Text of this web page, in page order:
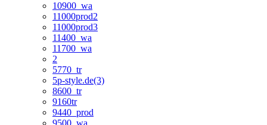
10900_wa
11000prod2
11000prod3
11400_wa
11700_wa
2
5770_tr
5p-style.de(3)
8600_tr
9160tr
9440_prod